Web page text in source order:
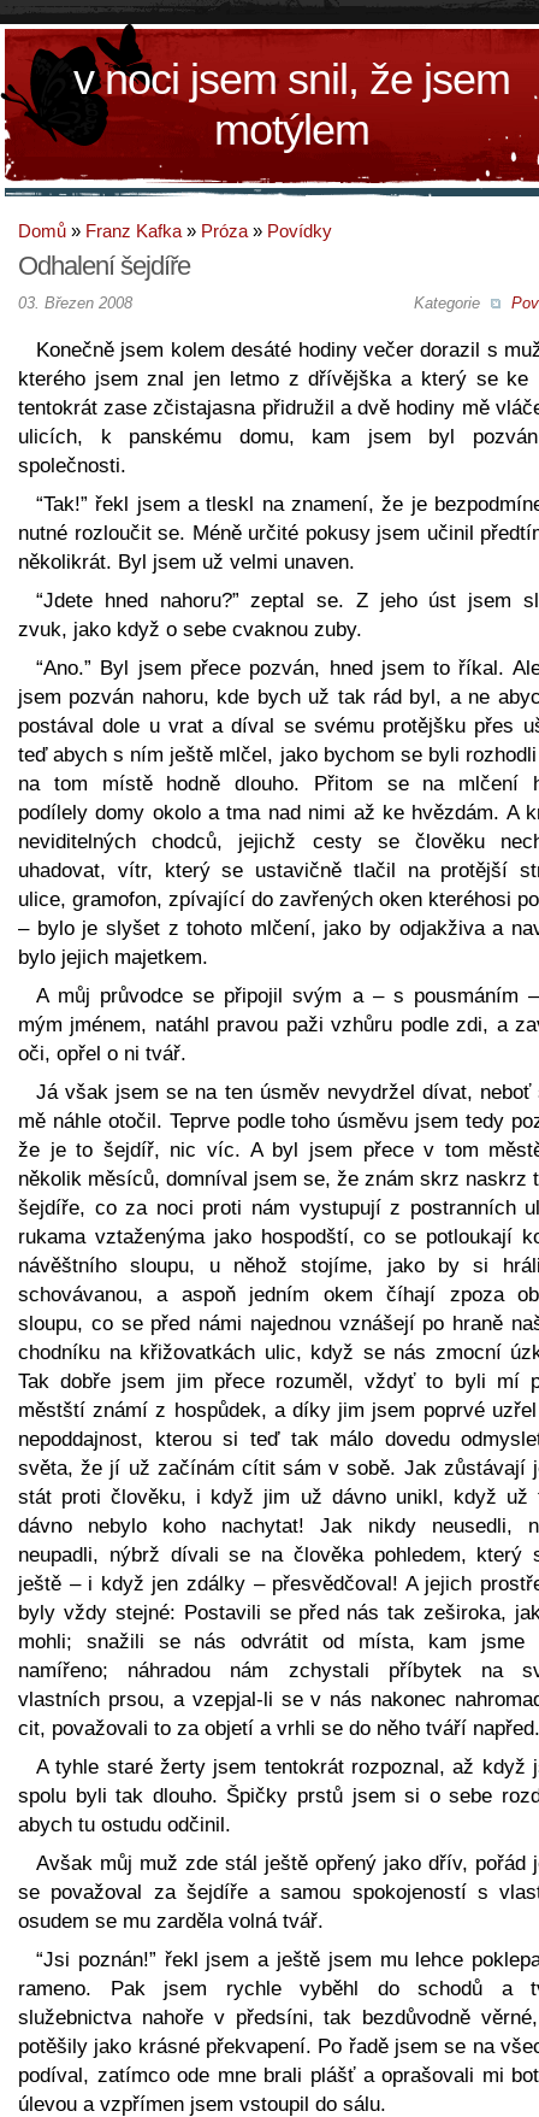
v noci jsem snil, že jsem
motýlem
Domů » Franz Kafka » Próza » Povídky
Odhalení šejdíře
Kategorie
03. Březen 2008
Konečně jsem kolem desáté hodiny večer dorazil s
kterého jsem znal jen letmo z dřívějška a který se ke
tentokrát zase zčistajasna přidružil a dvě hodiny mě
ulicích, k panskému domu, kam jsem byl
společnosti.
“Tak!” řekl jsem a tleskl na znamení, že je
nutné rozloučit se. Méně určité pokusy jsem učinil
několikrát. Byl jsem už velmi unaven.
“Jdete hned nahoru?” zeptal se. Z jeho úst jsem
zvuk, jako když o sebe cvaknou zuby.
“Ano.” Byl jsem přece pozván, hned jsem to říkal.
jsem pozván nahoru, kde bych už tak rád byl, a ne
postával dole u vrat a díval se svému protějšku přes
teď abych s ním ještě mlčel, jako bychom se byli
na tom místě hodně dlouho. Přitom se na mlčení
podílely domy okolo a tma nad nimi až ke hvězdám. A
neviditelných chodců, jejichž cesty se člověku
uhadovat, vítr, který se ustavičně tlačil na protější
ulice, gramofon, zpívající do zavřených oken kteréhosi
– bylo je slyšet z tohoto mlčení, jako by odjakživa a
bylo jejich majetkem.
A můj průvodce se připojil svým a – s pousmáním
mým jménem, natáhl pravou paži vzhůru podle zdi, a
oči, opřel o ni tvář.
Já však jsem se na ten úsměv nevydržel dívat, neboť
mě náhle otočil. Teprve podle toho úsměvu jsem tedy
že je to šejdíř, nic víc. A byl jsem přece v tom
několik měsíců, domníval jsem se, že znám skrz naskrz
šejdíře, co za noci proti nám vystupují z postranních
rukama vztaženýma jako hospodští, co se potloukají
návěštního sloupu, u něhož stojíme, jako by si
schovávanou, a aspoň jedním okem číhají zpoza
sloupu, co se před námi najednou vznášejí po hraně
chodníku na křižovatkách ulic, když se nás zmocní
Tak dobře jsem jim přece rozuměl, vždyť to byli mí
městští známí z hospůdek, a díky jim jsem poprvé
nepoddajnost, kterou si teď tak málo dovedu
světa, že jí už začínám cítit sám v sobě. Jak zůstávají
stát proti člověku, i když jim už dávno unikl, když už
dávno nebylo koho nachytat! Jak nikdy neusedli,
neupadli, nýbrž dívali se na člověka pohledem, který
ještě – i když jen zdálky – přesvědčoval! A jejich
byly vždy stejné: Postavili se před nás tak zeširoka,
mohli; snažili se nás odvrátit od místa, kam jsme
namířeno; náhradou nám zchystali příbytek na
vlastních prsou, a vzepjal-li se v nás nakonec
cit, považovali to za objetí a vrhli se do něho tváří napřed.
A tyhle staré žerty jsem tentokrát rozpoznal, až když
spolu byli tak dlouho. Špičky prstů jsem si o sebe
abych tu ostudu odčinil.
Avšak můj muž zde stál ještě opřený jako dřív, pořád
se považoval za šejdíře a samou spokojeností s
osudem se mu zarděla volná tvář.
“Jsi poznán!” řekl jsem a ještě jsem mu lehce
rameno. Pak jsem rychle vyběhl do schodů a
služebnictva nahoře v předsíni, tak bezdůvodně
potěšily jako krásné překvapení. Po řadě jsem se na
podíval, zatímco ode mne brali plášť a oprašovali mi
úlevou a vzpřímen jsem vstoupil do sálu.